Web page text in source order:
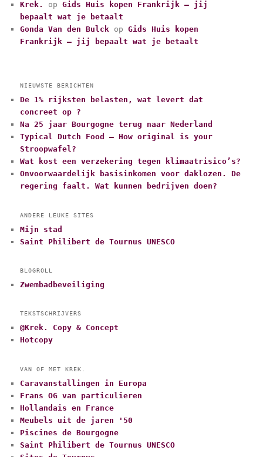
Krek.
opGids Huis kopen Frankrijk – jij
bepaalt wat je betaalt
Gonda Van den Bulck opGids Huis kopen
Frankrijk – jij bepaalt wat je betaalt
NIEUWSTE BERICHTEN
De 1% rijksten belasten, wat levert dat
concreet op ?
Na 25 jaar Bourgogne terug naar Nederland
Typical Dutch Food – How original is your
Stroopwafel?
Wat kost een verzekering tegen klimaatrisico’s?
Onvoorwaardelijk basisinkomen voor daklozen. De
regering faalt. Wat kunnen bedrijven doen?
ANDERE LEUKE SITES
Mijn stad
Saint Philibert de Tournus UNESCO
BLOGROLL
Zwembadbeveiliging
TEKSTSCHRIJVERS
@Krek. Copy & Concept
Hotcopy
VAN OF MET KREK.
Caravanstallingen in Europa
Frans OG van particulieren
Hollandais en France
Meubels uit de jaren '50
Piscines de Bourgogne
Saint Philibert de Tournus UNESCO